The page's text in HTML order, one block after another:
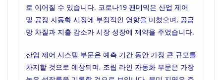
로 이어질 수 있습니다. 코로나19 팬데믹은 산업 제어
및 공장 자동화 시장에 부정적인 영향을 미쳤으며, 공급
망 차질과 지출 감소가 시장 성장에 제약을 주었습니다.
산업 제어 시스템 부문은 예측 기간 동안 가장 큰 규모를
차지할 것으로 예상되며, 조립 라인 자동화 부문은 가장